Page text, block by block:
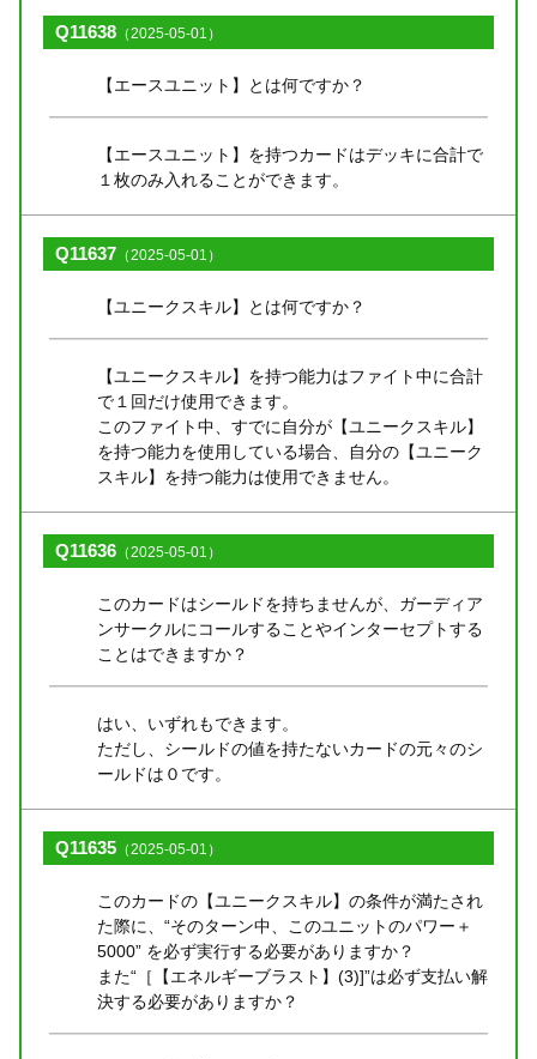
Q11638 （2025-05-01）
【エースユニット】とは何ですか？
【エースユニット】を持つカードはデッキに合計で
１枚のみ入れることができます。
Q11637 （2025-05-01）
【ユニークスキル】とは何ですか？
【ユニークスキル】を持つ能力はファイト中に合計
で１回だけ使用できます。
このファイト中、すでに自分が【ユニークスキル】
を持つ能力を使用している場合、自分の【ユニーク
スキル】を持つ能力は使用できません。
Q11636 （2025-05-01）
このカードはシールドを持ちませんが、ガーディア
ンサークルにコールすることやインターセプトする
ことはできますか？
はい、いずれもできます。
ただし、シールドの値を持たないカードの元々のシ
ールドは０です。
Q11635 （2025-05-01）
このカードの【ユニークスキル】の条件が満たされ
た際に、“そのターン中、このユニットのパワー＋
5000” を必ず実行する必要がありますか？
また“［【エネルギーブラスト】(3)]”は必ず支払い解
決する必要がありますか？